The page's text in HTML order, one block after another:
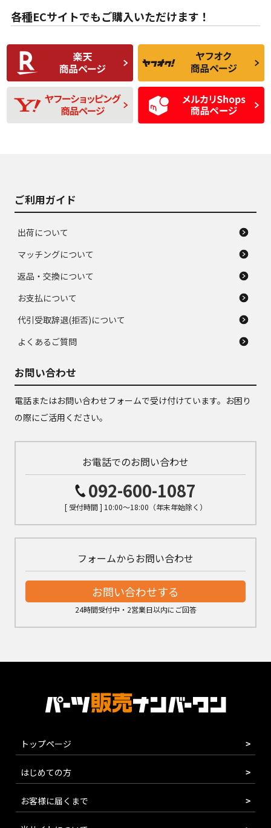
な中古品
んどない中古品
C
比較的きれいな中古
品
C
られるが、使用に問
題のない中古品
D
使用感や目立つ傷が
あり、一般的な中古
品
D
残り溝も少なく、偏
磨耗がみられ、短期
間使用できるくらい
の中古品
各種ECサイトでもご購入いただけます！
ご利用ガイド
出荷について
マッチングについて
返品・交換について
お支払について
代引受取辞退(拒否)について
よくあるご質問
お問い合わせ
電話またはお問い合わせフォームで受け付けています。お困り
の際にご活用ください。
お電話でのお問い合わせ
092-600-1087
[ 受付時間 ] 10:00～18:00（年末年始除く）
フォームからお問い合わせ
お問い合わせする
24時間受付中・2営業日以内にご回答
トップページ
はじめての方
お客様に届くまで